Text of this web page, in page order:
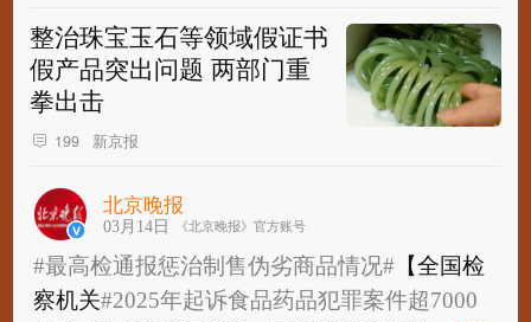
整治珠宝玉石等领域假证书
假产品突出问题 两部门重
拳出击
199 新京报
北京晚报
03月14日 《北京晚报》官方账号
#最高检通报惩治制售伪劣商品情况# 【全国检
察机关#2025年起诉食品药品犯罪案件超7000